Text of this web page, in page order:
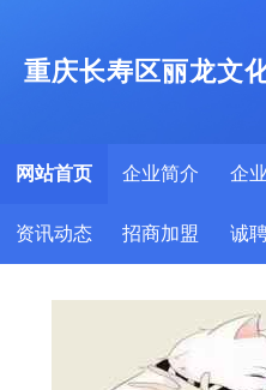
重庆长寿区丽龙文
网站首页 企业简介 企
资讯动态 招商加盟 诚